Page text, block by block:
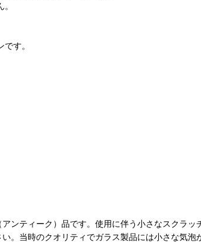
す。
ンティーク）品です。使用に伴う小さなスクラ
。当時のクオリティでガラス製品には小さな気泡